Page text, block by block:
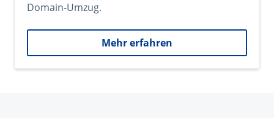
Domain-Umzug.
Mehr erfahren